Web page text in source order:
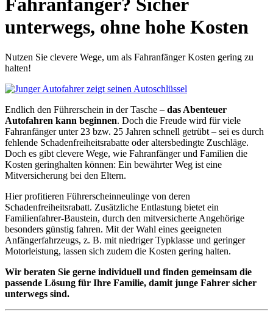
Fahranfänger? Sicher
unterwegs, ohne hohe Kosten
Nutzen Sie clevere Wege, um als Fahranfänger Kosten gering zu
halten!
Endlich den Führerschein in der Tasche – das Abenteuer
Autofahren kann beginnen. Doch die Freude wird für viele
Fahranfänger unter 23 bzw. 25 Jahren schnell getrübt – sei es durch
fehlende Schadenfreiheitsrabatte oder altersbedingte Zuschläge.
Doch es gibt clevere Wege, wie Fahranfänger und Familien die
Kosten geringhalten können: Ein bewährter Weg ist eine
Mitversicherung bei den Eltern.
Hier profitieren Führerscheinneulinge von deren
Schadenfreiheitsrabatt. Zusätzliche Entlastung bietet ein
Familienfahrer-Baustein, durch den mitversicherte Angehörige
besonders günstig fahren. Mit der Wahl eines geeigneten
Anfängerfahrzeugs, z. B. mit niedriger Typklasse und geringer
Motorleistung, lassen sich zudem die Kosten gering halten.
Wir beraten Sie gerne individuell und finden gemeinsam die
passende Lösung für Ihre Familie, damit junge Fahrer sicher
unterwegs sind.